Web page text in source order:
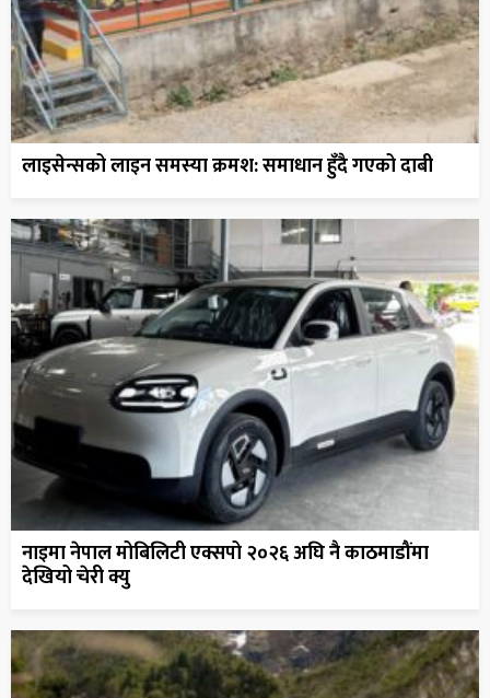
लाइसेन्सको लाइन समस्या क्रमश: समाधान हुँदै गएको दाबी
नाइमा नेपाल मोबिलिटी एक्सपो २०२६ अघि नै काठमाडौंमा
देखियो चेरी क्यु